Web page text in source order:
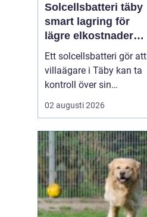
Solcellsbatteri täby
smart lagring för
lägre elkostnader
året runt
Ett solcellsbatteri gör att
villaägare i Täby kan ta
kontroll över sin
elförbrukning på riktigt.
Genom att lagra billig
och använda den när
elpriserna stiger, går det
att sänka kostnaderna,
kapa effekttoppar och
bli mindre kän...
02 augusti 2026